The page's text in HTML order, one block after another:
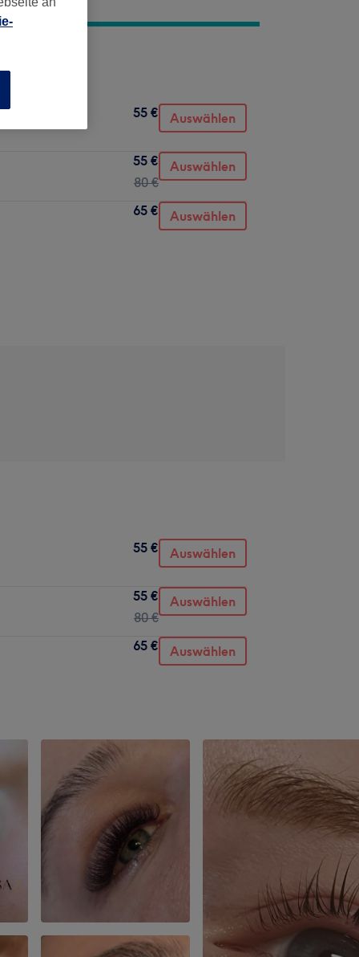
55 € Auswählen
55 €
80 €
Auswählen
65 € Auswählen
55 € Auswählen
55 €
80 €
Auswählen
65 € Auswählen